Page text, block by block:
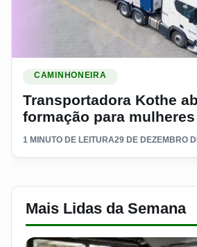
CAMINHONEIRA
Transportadora Kothe
formação para mulheres
1 MINUTO DE LEITURA29 DE DEZEMBRO
Mais Lidas da Semana